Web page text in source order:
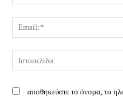
αποθηκεύστε το όνομα, το